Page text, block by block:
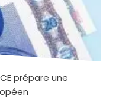
prépare une